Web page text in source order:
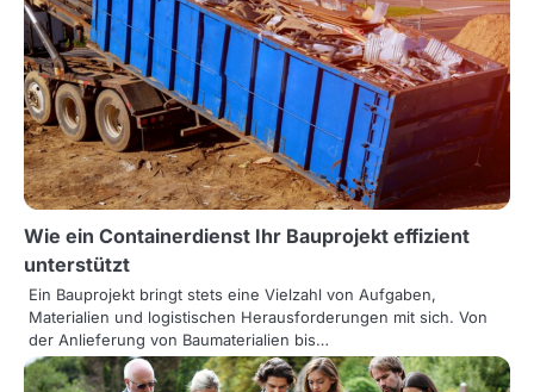
Wie ein Containerdienst Ihr Bauprojekt effizient
unterstützt
Ein Bauprojekt bringt stets eine Vielzahl von Aufgaben,
Materialien und logistischen Herausforderungen mit sich. Von
der Anlieferung von Baumaterialien bis…